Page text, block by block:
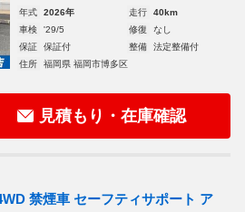
年式 2026年 走行
40km
車検
'29/5 修復
なし
保証
保証付 整備
法定整備付
住所
福岡県 福岡市博多区
見積もり・在庫確認
禁煙車 セーフティサポート ア